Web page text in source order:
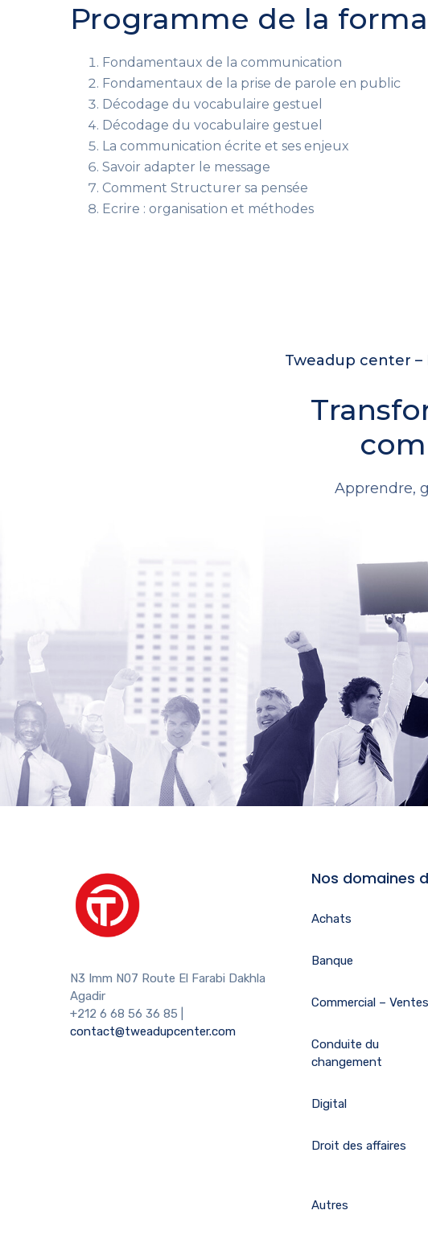
Programme de la
Fondamentaux de la communication
Fondamentaux de la prise de parole en public
Décodage du vocabulaire gestuel
Décodage du vocabulaire gestuel
La communication écrite et ses enjeux
Savoir adapter le message
Comment Structurer sa pensée
Ecrire : organisation et méthodes
Tweadup center
Apprendre,
N3 Imm N07 Route El Farabi Dakhla
Agadir
+212 6 68 56 36 85
contact@tweadupcenter.com
Nos domaines
Achats
Banque
Commercial – Ventes
Conduite du
changement
Digital
Droit des affaires
Autres